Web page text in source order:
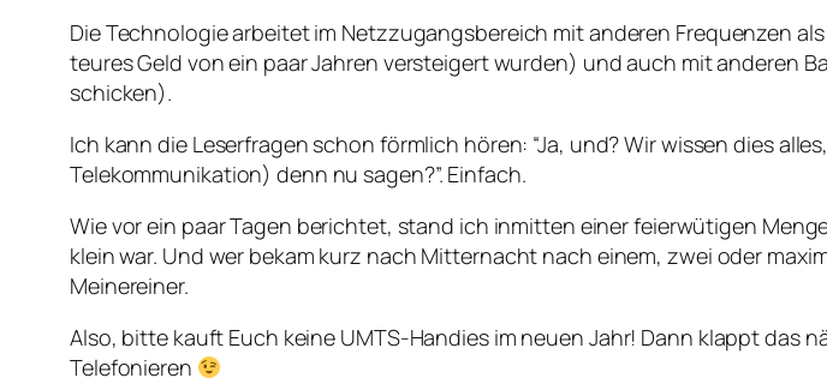
Die Technologie arbeitet im Netzzugangsbereich mit anderen Frequenzen
teures Geld von ein paar Jahren versteigert wurden) und auch mit anderen
schicken).
Ich kann die Leserfragen schon förmlich hören: “Ja, und? Wir wissen dies
Telekommunikation) denn nu sagen?”. Einfach.
Wie vor ein paar Tagen berichtet, stand ich inmitten einer feierwütigen
klein war. Und wer bekam kurz nach Mitternacht nach einem, zwei oder
Meinereiner.
Also, bitte kauft Euch keine UMTS-Handies im neuen Jahr! Dann klappt das
Telefonieren